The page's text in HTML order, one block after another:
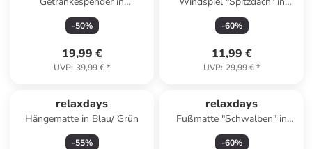
Transparent - 3,3 Liter
-50%
19,99 €
UVP: 39,99 €*
Braun - (B)14 x (H)68 x (T)7
cm
-60%
11,99 €
UVP: 29,99 €*
relaxdays
Hängematte in Blau/ Grün
-55%
relaxdays
Fußmatte "Schwalben" in
Mehrfarbig - 60 x 40 cm
-60%